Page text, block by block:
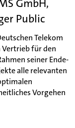
GmbH,
Public
Telekom
für den
seiner Ende-
alle relevanten
Vorgehen